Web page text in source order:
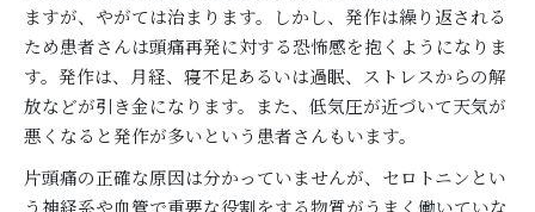
ますが、やがては治まります。しかし、発作は繰り返される
ため患者さんは頭痛再発に対する恐怖感を抱くようになりま
す。発作は、月経、寝不足あるいは過眠、ストレスからの解
放などが引き金になります。また、低気圧が近づいて天気が
悪くなると発作が多いという患者さんもいます。
片頭痛の正確な原因は分かっていませんが、セロトニンとい
う神経系や血管で重要な役割をする物質がうまく働いていな